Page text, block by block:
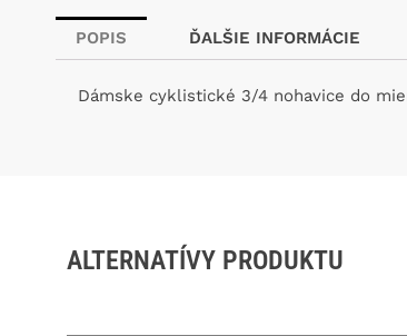
POPIS ĎALŠIE INFORMÁCIE
Dámske cyklistické 3/4 nohavice do
ALTERNATÍVY PRODUKTU